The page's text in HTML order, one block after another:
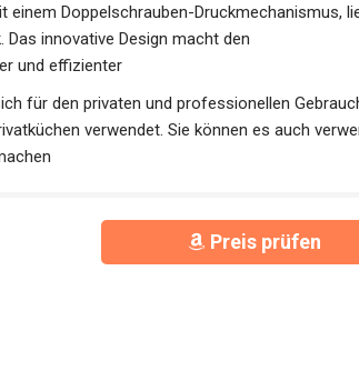
Doppelschrauben-Druckmechanismus,
Das innovative Design macht den
und effizienter
für den privaten und professionellen
verwendet. Sie können es auch
Preis prüfen